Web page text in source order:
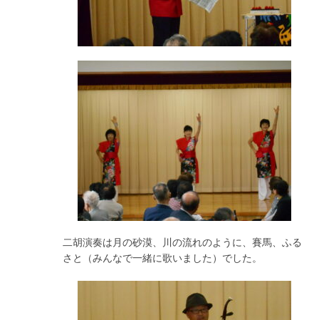
二胡演奏は月の砂漠、川の流れのように、賽馬、ふる
さと（みんなで一緒に歌いました）でした。